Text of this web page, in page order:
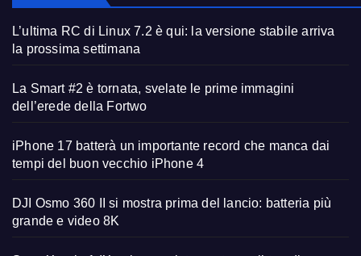
L’ultima RC di Linux 7.2 è qui: la versione stabile arriva
la prossima settimana
La Smart #2 è tornata, svelate le prime immagini
dell’erede della Fortwo
iPhone 17 batterà un importante record che manca dai
tempi del buon vecchio iPhone 4
DJI Osmo 360 II si mostra prima del lancio: batteria più
grande e video 8K